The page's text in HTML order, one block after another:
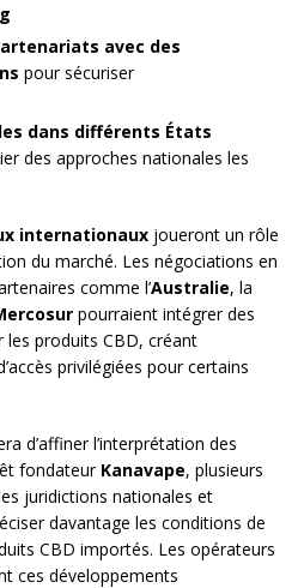
avec des
pour sécuriser
dans différents États
des approches nationales les
internationaux joueront un rôle
du marché. Les négociations en
comme l’Australie, la
pourraient intégrer des
les produits CBD, créant
privilégiées pour certains
d’affiner l’interprétation des
fondateur Kanavape, plusieurs
juridictions nationales et
davantage les conditions de
CBD importés. Les opérateurs
ces développements